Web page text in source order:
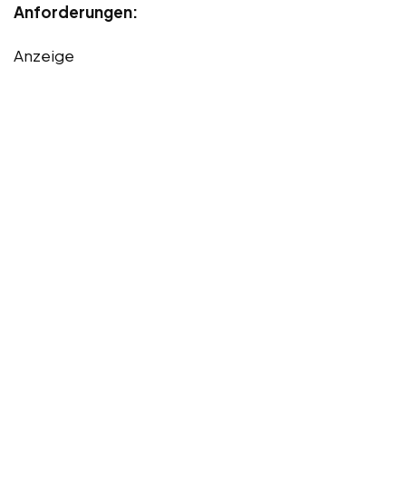
Anforderungen:
Anzeige